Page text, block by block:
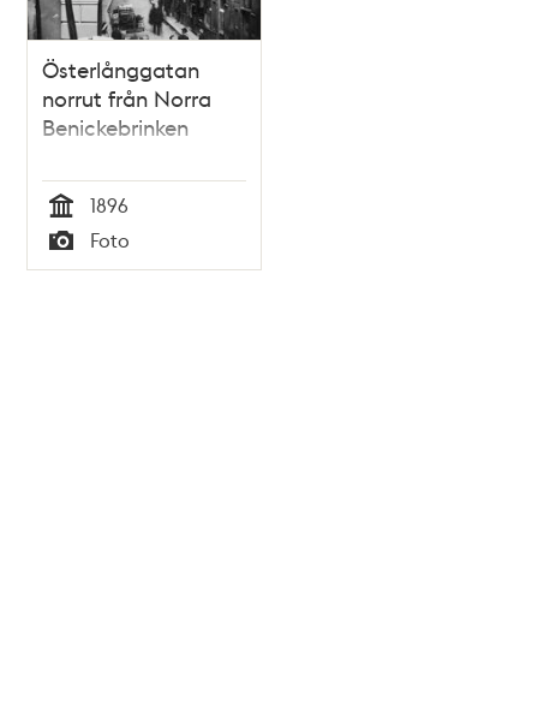
Österlånggatan
norrut från Norra
Benickebrinken
Tid
1896
Typ
Foto